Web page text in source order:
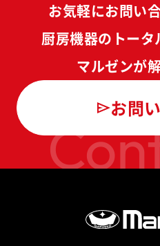
お気軽にお問い
厨房機器のトータ
マルゼンが
お問